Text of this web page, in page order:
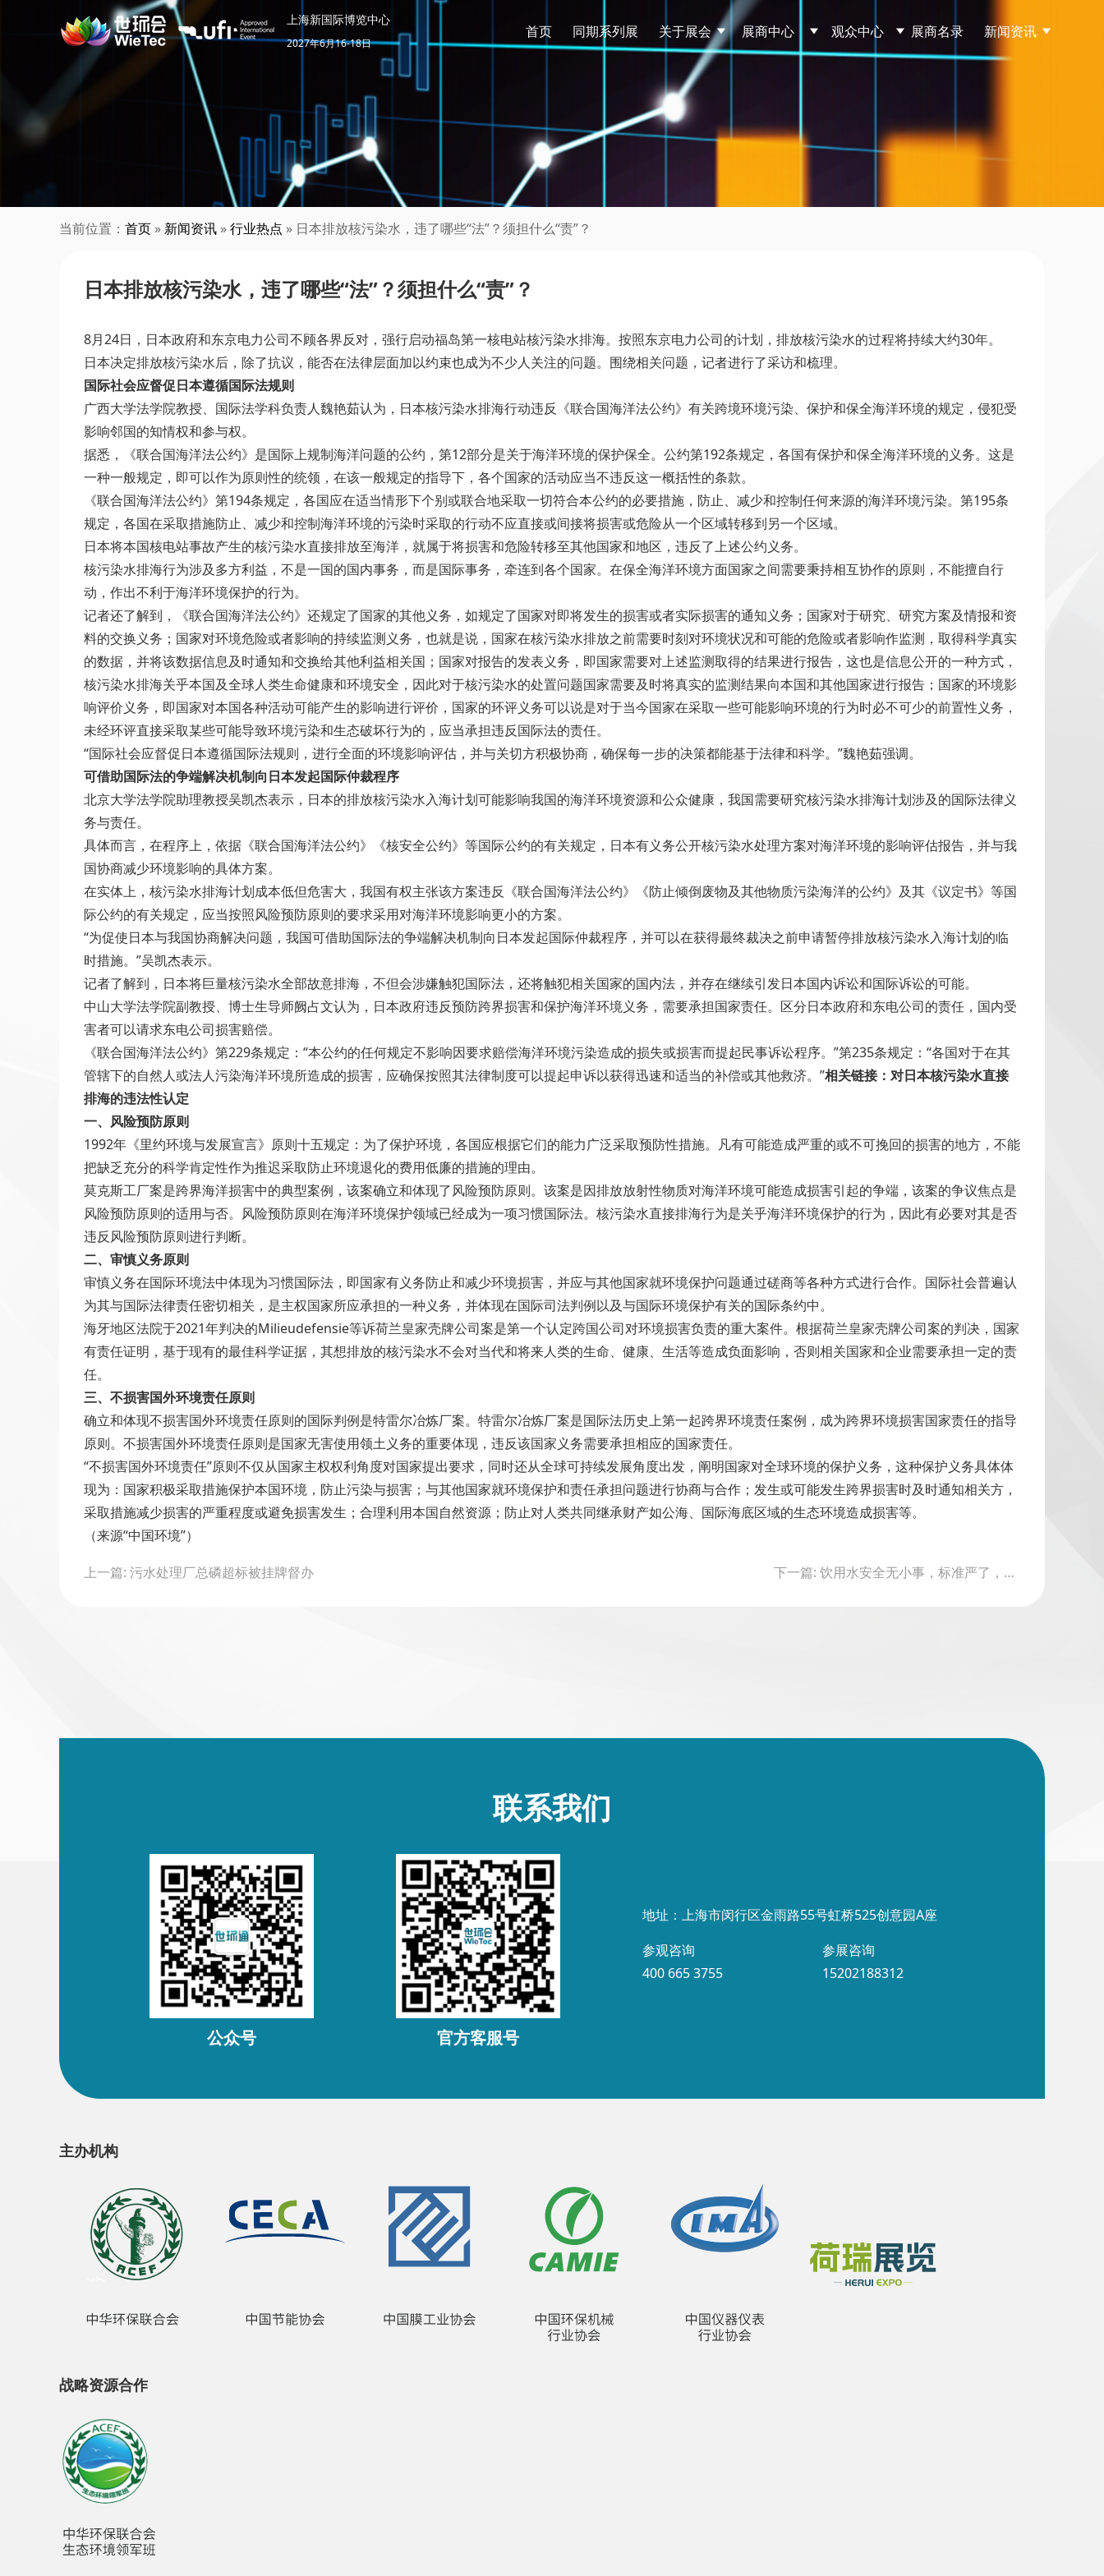
上海新国际博览中心
2027年6月16-18日
首页 同期系列展 关于展会 展商中心 观众中心 展商名录 新闻资讯
当前位置： 首页 » 新闻资讯 »行业热点 » 日本排放核污染水，违了哪些“法”？须担什么“责”？
日本排放核污染水，违了哪些“法”？须担什么“责”？
8月24日，日本政府和东京电力公司不顾各界反对，强行启动福岛第一核电站核污染水排海。按照东京电力公司的计划，排放核污染水的过程将持续大约30年。
日本决定排放核污染水后，除了抗议，能否在法律层面加以约束也成为不少人关注的问题。围绕相关问题，记者进行了采访和梳理。
国际社会应督促日本遵循国际法规则
广西大学法学院教授、国际法学科负责人魏艳茹认为，日本核污染水排海行动违反《联合国海洋法公约》有关跨境环境污染、保护和保全海洋环境的规定，侵犯受
影响邻国的知情权和参与权。
据悉，《联合国海洋法公约》是国际上规制海洋问题的公约，第12部分是关于海洋环境的保护保全。公约第192条规定，各国有保护和保全海洋环境的义务。这是
一种一般规定，即可以作为原则性的统领，在该一般规定的指导下，各个国家的活动应当不违反这一概括性的条款。
《联合国海洋法公约》第194条规定，各国应在适当情形下个别或联合地采取一切符合本公约的必要措施，防止、减少和控制任何来源的海洋环境污染。第195条
规定，各国在采取措施防止、减少和控制海洋环境的污染时采取的行动不应直接或间接将损害或危险从一个区域转移到另一个区域。
日本将本国核电站事故产生的核污染水直接排放至海洋，就属于将损害和危险转移至其他国家和地区，违反了上述公约义务。
核污染水排海行为涉及多方利益，不是一国的国内事务，而是国际事务，牵连到各个国家。在保全海洋环境方面国家之间需要秉持相互协作的原则，不能擅自行
动，作出不利于海洋环境保护的行为。
记者还了解到，《联合国海洋法公约》还规定了国家的其他义务，如规定了国家对即将发生的损害或者实际损害的通知义务；国家对于研究、研究方案及情报和资
料的交换义务；国家对环境危险或者影响的持续监测义务，也就是说，国家在核污染水排放之前需要时刻对环境状况和可能的危险或者影响作监测，取得科学真实
的数据，并将该数据信息及时通知和交换给其他利益相关国；国家对报告的发表义务，即国家需要对上述监测取得的结果进行报告，这也是信息公开的一种方式，
核污染水排海关乎本国及全球人类生命健康和环境安全，因此对于核污染水的处置问题国家需要及时将真实的监测结果向本国和其他国家进行报告；国家的环境影
响评价义务，即国家对本国各种活动可能产生的影响进行评价，国家的环评义务可以说是对于当今国家在采取一些可能影响环境的行为时必不可少的前置性义务，
未经环评直接采取某些可能导致环境污染和生态破坏行为的，应当承担违反国际法的责任。
“国际社会应督促日本遵循国际法规则，进行全面的环境影响评估，并与关切方积极协商，确保每一步的决策都能基于法律和科学。”魏艳茹强调。
可借助国际法的争端解决机制向日本发起国际仲裁程序
北京大学法学院助理教授吴凯杰表示，日本的排放核污染水入海计划可能影响我国的海洋环境资源和公众健康，我国需要研究核污染水排海计划涉及的国际法律义
务与责任。
具体而言，在程序上，依据《联合国海洋法公约》《核安全公约》等国际公约的有关规定，日本有义务公开核污染水处理方案对海洋环境的影响评估报告，并与我
国协商减少环境影响的具体方案。
在实体上，核污染水排海计划成本低但危害大，我国有权主张该方案违反《联合国海洋法公约》《防止倾倒废物及其他物质污染海洋的公约》及其《议定书》等国
际公约的有关规定，应当按照风险预防原则的要求采用对海洋环境影响更小的方案。
“为促使日本与我国协商解决问题，我国可借助国际法的争端解决机制向日本发起国际仲裁程序，并可以在获得最终裁决之前申请暂停排放核污染水入海计划的临
时措施。”吴凯杰表示。
记者了解到，日本将巨量核污染水全部故意排海，不但会涉嫌触犯国际法，还将触犯相关国家的国内法，并存在继续引发日本国内诉讼和国际诉讼的可能。
中山大学法学院副教授、博士生导师阙占文认为，日本政府违反预防跨界损害和保护海洋环境义务，需要承担国家责任。区分日本政府和东电公司的责任，国内受
害者可以请求东电公司损害赔偿。
《联合国海洋法公约》第229条规定：“本公约的任何规定不影响因要求赔偿海洋环境污染造成的损失或损害而提起民事诉讼程序。”第235条规定：“各国对于在其
管辖下的自然人或法人污染海洋环境所造成的损害，应确保按照其法律制度可以提起申诉以获得迅速和适当的补偿或其他救济。”相关链接：对日本核污染水直接
排海的违法性认定
一、风险预防原则
1992年《里约环境与发展宣言》原则十五规定：为了保护环境，各国应根据它们的能力广泛采取预防性措施。凡有可能造成严重的或不可挽回的损害的地方，不能
把缺乏充分的科学肯定性作为推迟采取防止环境退化的费用低廉的措施的理由。
莫克斯工厂案是跨界海洋损害中的典型案例，该案确立和体现了风险预防原则。该案是因排放放射性物质对海洋环境可能造成损害引起的争端，该案的争议焦点是
风险预防原则的适用与否。风险预防原则在海洋环境保护领域已经成为一项习惯国际法。核污染水直接排海行为是关乎海洋环境保护的行为，因此有必要对其是否
违反风险预防原则进行判断。
二、审慎义务原则
审慎义务在国际环境法中体现为习惯国际法，即国家有义务防止和减少环境损害，并应与其他国家就环境保护问题通过磋商等各种方式进行合作。国际社会普遍认
为其与国际法律责任密切相关，是主权国家所应承担的一种义务，并体现在国际司法判例以及与国际环境保护有关的国际条约中。
海牙地区法院于2021年判决的Milieudefensie等诉荷兰皇家壳牌公司案是第一个认定跨国公司对环境损害负责的重大案件。根据荷兰皇家壳牌公司案的判决，国家
有责任证明，基于现有的最佳科学证据，其想排放的核污染水不会对当代和将来人类的生命、健康、生活等造成负面影响，否则相关国家和企业需要承担一定的责
任。
三、不损害国外环境责任原则
确立和体现不损害国外环境责任原则的国际判例是特雷尔冶炼厂案。特雷尔冶炼厂案是国际法历史上第一起跨界环境责任案例，成为跨界环境损害国家责任的指导
原则。不损害国外环境责任原则是国家无害使用领土义务的重要体现，违反该国家义务需要承担相应的国家责任。
“不损害国外环境责任”原则不仅从国家主权权利角度对国家提出要求，同时还从全球可持续发展角度出发，阐明国家对全球环境的保护义务，这种保护义务具体体
现为：国家积极采取措施保护本国环境，防止污染与损害；与其他国家就环境保护和责任承担问题进行协商与合作；发生或可能发生跨界损害时及时通知相关方，
采取措施减少损害的严重程度或避免损害发生；合理利用本国自然资源；防止对人类共同继承财产如公海、国际海底区域的生态环境造成损害等。
（来源“中国环境”）
navigation
上一篇: 污水处理厂总磷超标被挂牌督办 下一篇: 饮用水安全无小事，标准严了，直面新挑战
联系我们
公众号 官方客服号
地址：上海市闵行区金雨路55号虹桥525创意园A座
参观咨询
400 665 3755
参展咨询
15202188312
主办机构
战略资源合作